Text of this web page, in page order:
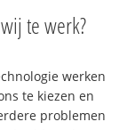
te werk?
werken
te kiezen en
problemen